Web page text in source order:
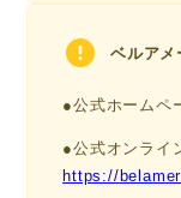
ベルアメ
●公式ホームペ
●公式オンライ
https://